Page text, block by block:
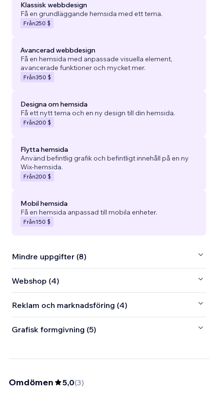
Klassisk webbdesign
Få en grundläggande hemsida med ett tema.
Från250 $
Avancerad webbdesign
Få en hemsida med anpassade visuella element,
avancerade funktioner och mycket mer.
Från350 $
Designa om hemsida
Få ett nytt tema och en ny design till din hemsida.
Från200 $
Flytta hemsida
Använd befintlig grafik och befintligt innehåll på en ny
Wix-hemsida.
Från200 $
Mobil hemsida
Få en hemsida anpassad till mobila enheter.
Från150 $
Mindre uppgifter (8)
Webshop (4)
Reklam och marknadsföring (4)
Grafisk formgivning (5)
Omdömen 5,0(3)